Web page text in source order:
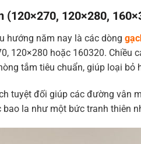
(120×270, 120×280,
hướng năm nay là các dòng
, 120×280 hoặc 160320. Chiều
tắm tiêu chuẩn, giúp loại bỏ
tuyệt đối giúp các đường vân
la như một bức tranh thiên